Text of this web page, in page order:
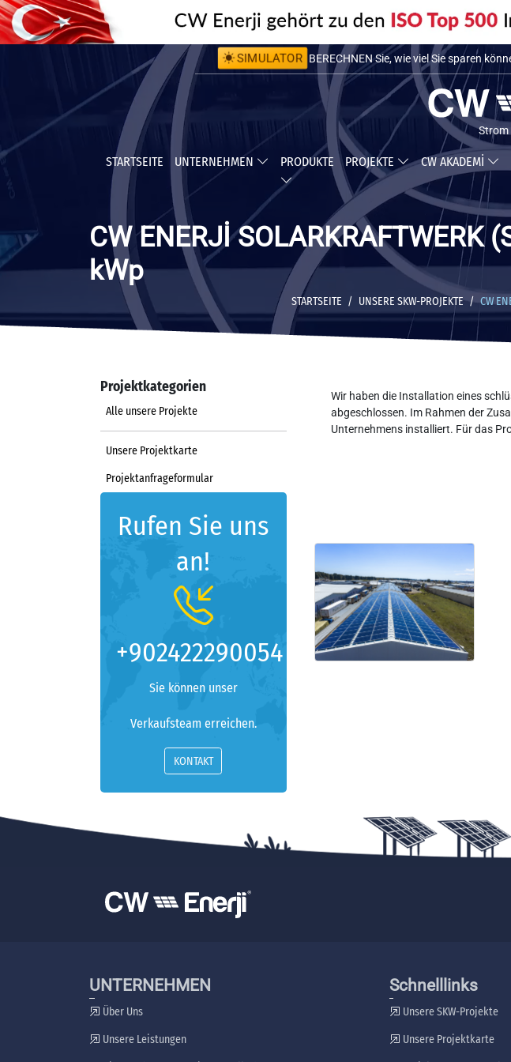
SIMULATOR BERECHNEN Sie die Installationskosten
BERECHNEN Sie, wie viel Sie sparen
Strom
STARTSEITE UNTERNEHMEN PRODUKTE PROJEKTE CW AKADEMİ
CW ENERJİ SOLARKRAFTWERK
kWp
STARTSEITE UNSERE SKW-PROJEKTE CW
Projektkategorien
Alle unsere Projekte
Unsere Projektkarte
Projektanfrageformular
Rufen Sie uns
an!
+902422290054
Sie können unser
Verkaufsteam erreichen.
KONTAKT
Wir haben die Installation eines
abgeschlossen. Im Rahmen der
Unternehmens installiert. Für das
UNTERNEHMEN
Über Uns
Unsere Leistungen
Schnelllinks
Unsere SKW-Projekte
Unsere Projektkarte